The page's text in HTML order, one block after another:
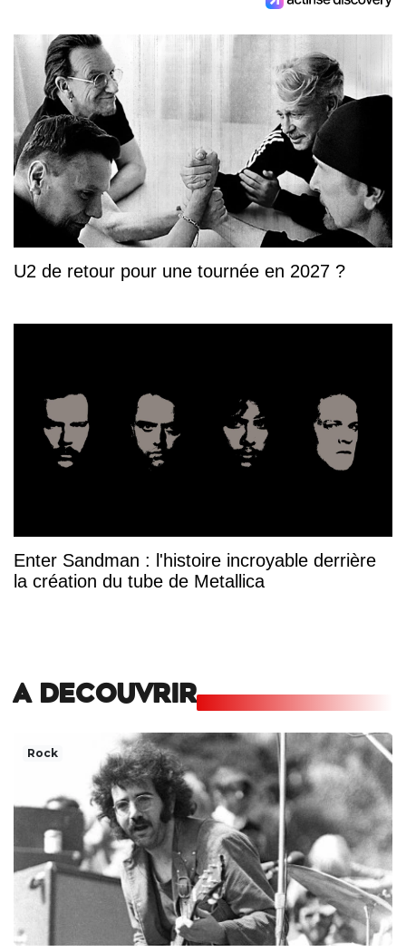
U2 de retour pour une tournée en 2027 ?
Enter Sandman : l'histoire incroyable derrière
la création du tube de Metallica
A DECOUVRIR
Rock